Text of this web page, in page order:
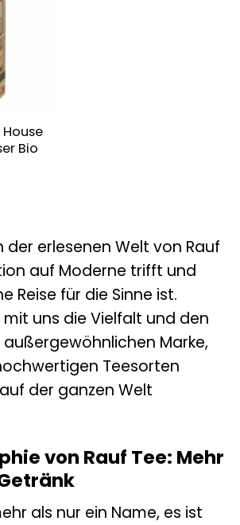
Bio
der erlesenen Welt von Rauf
auf Moderne trifft und
Reise für die Sinne ist.
mit uns die Vielfalt und den
Marke,
Teesorten
der ganzen Welt
von Rauf Tee: Mehr
als nur ein Name, es ist